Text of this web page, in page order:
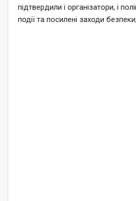
підтвердили і організатори, і
події та посилені заходи